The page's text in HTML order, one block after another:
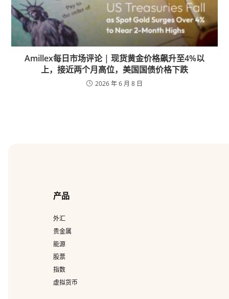
Amillex每日市场评论 | 现货黄金价格飙升至4%以
上，接近两个月高位，美国国债价格下跌
2026 年 6 月 8 日
产品
外汇
贵金属
能源
股票
指数
虚拟货币